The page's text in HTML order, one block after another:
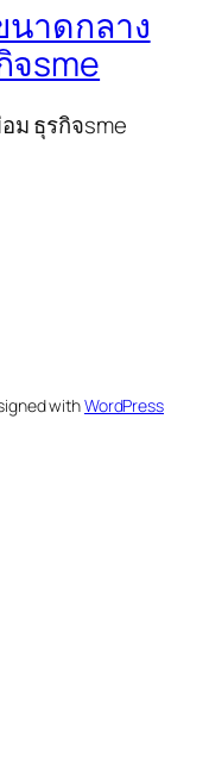
าดกลาง
จsme
ม ธุรกิจsme
withWordPress